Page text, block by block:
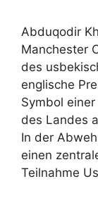
Abduqodir
Manchester
des
englische
Symbol
des Landes
In der
einen
Teilnahme